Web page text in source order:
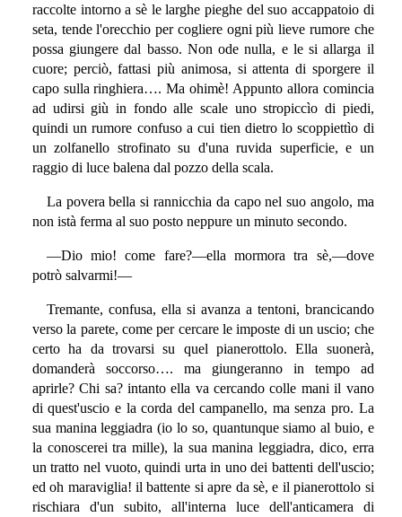
raccolte intorno a sè le larghe pieghe del suo accappatoio di
seta, tende l'orecchio per cogliere ogni più lieve rumore che
possa giungere dal basso. Non ode nulla, e le si allarga il
cuore; perciò, fattasi più animosa, si attenta di sporgere il
capo sulla ringhiera…. Ma ohimè! Appunto allora comincia
ad udirsi giù in fondo alle scale uno stropiccìo di piedi,
quindi un rumore confuso a cui tien dietro lo scoppiettìo di
un zolfanello strofinato su d'una ruvida superficie, e un
raggio di luce balena dal pozzo della scala.
La povera bella si rannicchia da capo nel suo angolo, ma
non istà ferma al suo posto neppure un minuto secondo.
—Dio mio! come fare?—ella mormora tra sè,—dove
potrò salvarmi!—
Tremante, confusa, ella si avanza a tentoni, brancicando
verso la parete, come per cercare le imposte di un uscio; che
certo ha da trovarsi su quel pianerottolo. Ella suonerà,
domanderà soccorso…. ma giungeranno in tempo ad
aprirle? Chi sa? intanto ella va cercando colle mani il vano
di quest'uscio e la corda del campanello, ma senza pro. La
sua manina leggiadra (io lo so, quantunque siamo al buio, e
la conoscerei tra mille), la sua manina leggiadra, dico, erra
un tratto nel vuoto, quindi urta in uno dei battenti dell'uscio;
ed oh maraviglia! il battente si apre da sè, e il pianerottolo si
rischiara d'un subito, all'interna luce dell'anticamera di